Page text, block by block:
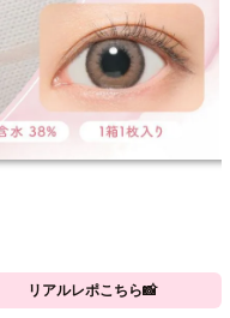
リアルレポこちら📸